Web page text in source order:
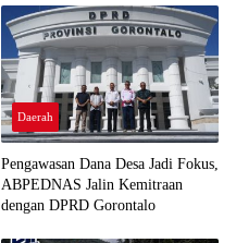
Daerah
Pengawasan Dana Desa Jadi Fokus,
ABPEDNAS Jalin Kemitraan
dengan DPRD Gorontalo